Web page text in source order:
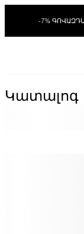
-7%
Կատալոգ